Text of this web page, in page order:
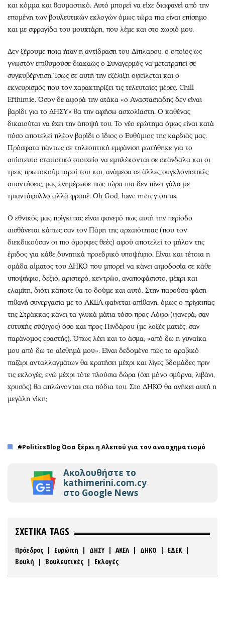
και κόμμα και θαυμαστικό. Αυτό μπορεί να είχε διαφανεί από την
επομένη των βουλευτικών εκλογών όμως τώρα πια είναι επίσημο
και με σφραγίδα του μουχτάρη, που λέμε και στο χωριό μου.
Δεν ξέρουμε ποια ήταν η αντίδραση του Δίπλαρου, ο οποίος ως
γνωστόν επιθυμούσε διακαώς ο Συναγερμός να μετατραπεί σε
συγκυβέρνηση. Ίσως σε αυτή την εξέλιξη οφείλεται και ο
εκνευρισμός που τον χαρακτηρίζει τις τελευταίες μέρες. Chill
Efthimie. Όσον δε αφορά την ατάκα «ο Αναστασιάδης δεν είναι
βαρίδι για το ΔΗΣΥ» θα την αφήσω ασχολίαστη. Ο καθένας
δικαιούται να έχει την άποψή του. Το νέο ερώτημα όμως είναι κατά
πόσο αποτελεί πλέον βαρίδι ο ίδιος ο Ευθύμιος της καρδιάς μας.
Πρόσφατα πάντως σε τηλεοπτική εμφάνιση ρωτήθηκε για το
απίστευτο στατιστικό στοιχείο να εμπλέκονται σε σκάνδαλα και οι
τρεις πρωτοκούμπαροί του και, ανάμεσα σε άλλες συγκλονιστικές
απαντήσεις, μας ενημέρωσε πως τώρα πια δεν πίνει γάλα με
τριαντάφυλλο αλλά φραπέ. Oh God, have mercy on us.
Ο εθνικός μας πρίγκιπας είναι φανερό πως αυτή την περίοδο
αισθάνεται κάπως σαν τον Πάρη της αρχαιότητας (που τον
διεκδικούσαν οι πιο όμορφες θεές) αφού αποτελεί το μήλον της
έριδος για κάθε δυνητικά προεδρικό υποψήφιο. Είναι και τέτοια η
ομάδα αίματος του ΔΗΚΟ που μπορεί να κάνει αιμοδοσία σε κάθε
υποψήφιο, δεξιό, αριστερό, κεντρώο, αναποφάσιστο, μέχρι και
ελαμίτη, διότι κάποτε θα το δούμε και αυτό. Στην παρούσα φάση
πιθανή συνεργασία με το ΑΚΕΛ φαίνεται απίθανη, όμως ο πρίγκιπας
της Στράκκας κάνει τα γλυκά μάτια τόσο προς Λόφο (φανερά, σαν
ευτυχής σύζυγος) όσο και προς Πινδάρου (με λοξές ματιές, σαν
παράνομος εραστής). Όπως λέει και το άσμα, «από δω η γυναίκα
μου από δω το αίσθημά μου». Είναι δεδομένο πώς το αραβικό
παζάρι ανταλλαγμάτων θα κρατήσει μέχρι και λίγες βδομάδες πριν
τις εκλογές, ενώ μέχρι τότε πλούσια δώρα (όχι μόνο σμύρνα, λιβάνι,
χρυσός) θα απλώνονται στα πόδια του. Στο ΔΗΚΟ θα ανήκει αυτή η
μεγάλη νίκη;
#PoliticsBlog Όσα ξέρει η Αλεπού για τον ανασχηματισμό
Ακολουθήστε το
kathimerini.com.cy
στο Google News
ΣΧΕΤΙΚΑ TAGS
Πρόεδρος | Ευρώπη | ΔΗΣΥ | ΑΚΕΛ | ΔΗΚΟ | ΕΔΕΚ |
Βουλή | Βουλευτικές | Εκλογές